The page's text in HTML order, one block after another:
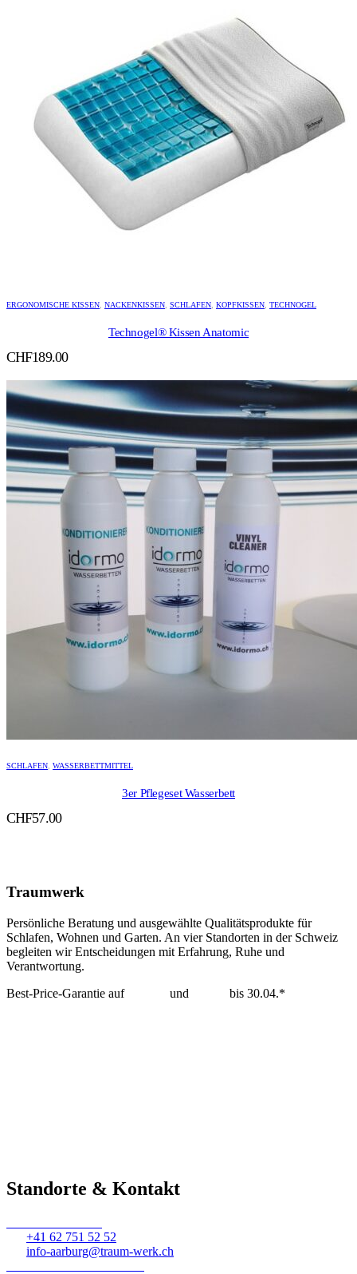
ERGONOMISCHE KISSEN, NACKENKISSEN, SCHLAFEN, KOPFKISSEN, TECHNOGEL
Technogel® Kissen Anatomic
CHF189.00
SCHLAFEN, WASSERBETTMITTEL
3er Pflegeset Wasserbett
CHF57.00
Traumwerk
Persönliche Beratung und ausgewählte Qualitätsprodukte für
Schlafen, Wohnen und Garten. An vier Standorten in der Schweiz
begleiten wir Entscheidungen mit Erfahrung, Ruhe und
Verantwortung.
Best-Price-Garantie auf
und
bis 30.04.*
Standorte & Kontakt
+41 62 751 52 52
info-aarburg@traum-werk.ch